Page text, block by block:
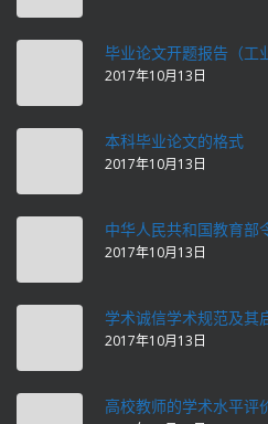
毕业论文开题报告（工
2017年10月13日
本科毕业论文的格式
2017年10月13日
中华人民共和国教育部
2017年10月13日
学术诚信学术规范及其
2017年10月13日
高校教师的学术水平评